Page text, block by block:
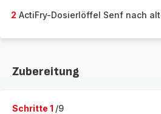
2 ActiFry-Dosierlöffel Senf nach
Zubereitung
Schritte 1 /9